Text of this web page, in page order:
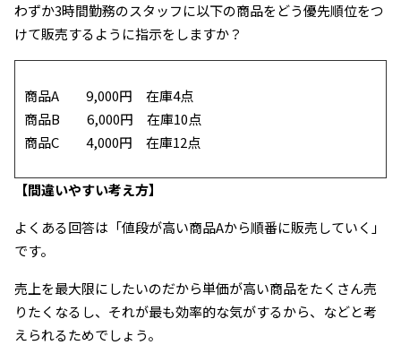
わずか3時間勤務のスタッフに以下の商品をどう優先順位をつ
けて販売するように指示をしますか？
商品A 9,000円 在庫4点
商品B 6,000円 在庫10点
商品C 4,000円 在庫12点
【間違いやすい考え方】
よくある回答は「値段が高い商品Aから順番に販売していく」
です。
売上を最大限にしたいのだから単価が高い商品をたくさん売
りたくなるし、それが最も効率的な気がするから、などと考
えられるためでしょう。